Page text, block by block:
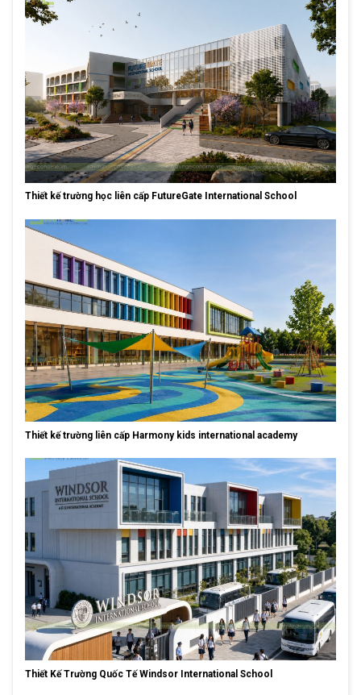
Thiết kế trường học liên cấp FutureGate International School
Thiết kế trường liên cấp Harmony kids international academy
Thiết Kế Trường Quốc Tế Windsor International School